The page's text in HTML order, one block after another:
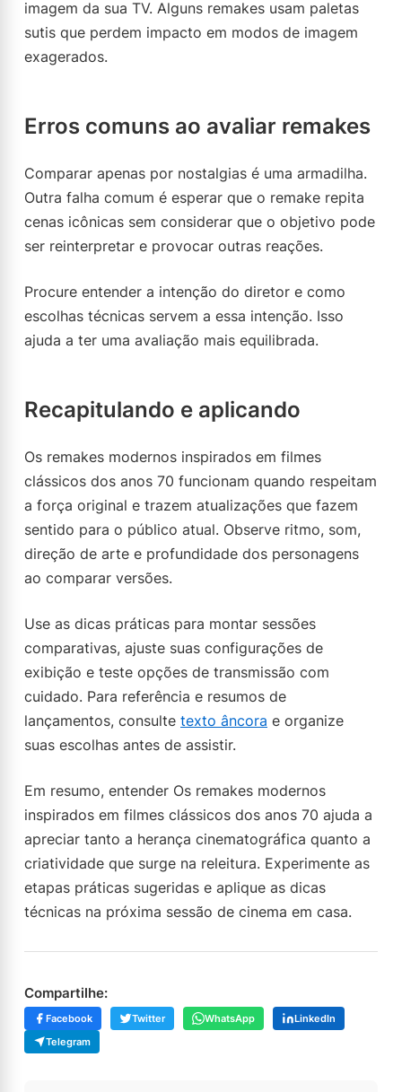
imagem da sua TV. Alguns remakes usam paletas
sutis que perdem impacto em modos de imagem
exagerados.
Erros comuns ao avaliar remakes
Comparar apenas por nostalgias é uma armadilha.
Outra falha comum é esperar que o remake repita
cenas icônicas sem considerar que o objetivo pode
ser reinterpretar e provocar outras reações.
Procure entender a intenção do diretor e como
escolhas técnicas servem a essa intenção. Isso
ajuda a ter uma avaliação mais equilibrada.
Recapitulando e aplicando
Os remakes modernos inspirados em filmes
clássicos dos anos 70 funcionam quando respeitam
a força original e trazem atualizações que fazem
sentido para o público atual. Observe ritmo, som,
direção de arte e profundidade dos personagens
ao comparar versões.
Use as dicas práticas para montar sessões
comparativas, ajuste suas configurações de
exibição e teste opções de transmissão com
cuidado. Para referência e resumos de
lançamentos, consulte texto âncora e organize
suas escolhas antes de assistir.
Em resumo, entender Os remakes modernos
inspirados em filmes clássicos dos anos 70 ajuda a
apreciar tanto a herança cinematográfica quanto a
criatividade que surge na releitura. Experimente as
etapas práticas sugeridas e aplique as dicas
técnicas na próxima sessão de cinema em casa.
Compartilhe:
Facebook Twitter WhatsApp
LinkedIn
Telegram